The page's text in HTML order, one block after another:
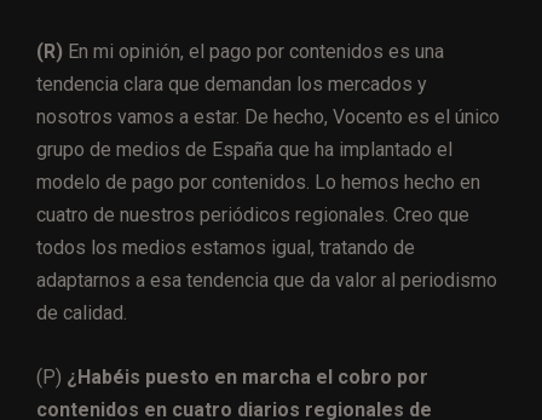
(R) En mi opinión, el pago por contenidos es una
tendencia clara que demandan los mercados y
nosotros vamos a estar. De hecho, Vocento es el único
grupo de medios de España que ha implantado el
modelo de pago por contenidos. Lo hemos hecho en
cuatro de nuestros periódicos regionales. Creo que
todos los medios estamos igual, tratando de
adaptarnos a esa tendencia que da valor al periodismo
de calidad.
(P) ¿Habéis puesto en marcha el cobro por
contenidos en cuatro diarios regionales de